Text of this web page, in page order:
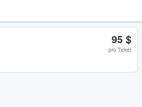
95 $
pro Ticket